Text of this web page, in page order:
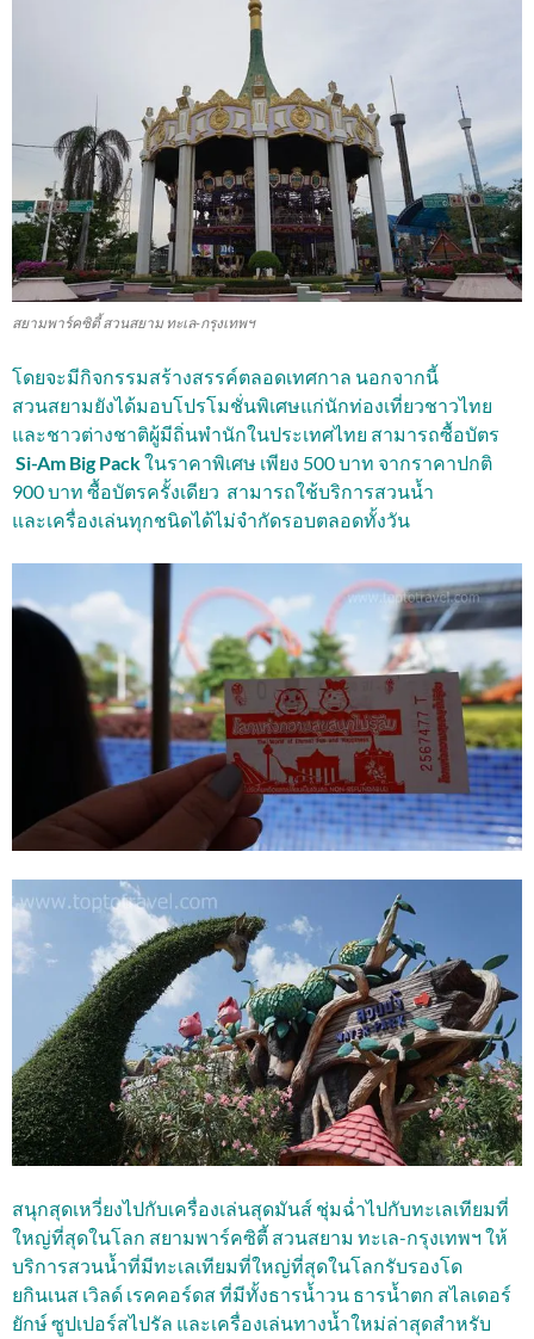
สยามพาร์คซิตี้ สวนสยาม ทะเล-กรุงเทพฯ
โดยจะมีกิจกรรมสร้างสรรค์ตลอดเทศกาล นอกจากนี้
สวนสยามยังได้มอบโปรโมชั่นพิเศษแก่นักท่องเที่ยวชาวไทย
และชาวต่างชาติผู้มีถิ่นพำนักในประเทศไทย สามารถซื้อบัตร
Si-Am Big Packในราคาพิเศษ เพียง 500 บาท จากราคาปกติ
900 บาท ซื้อบัตรครั้งเดียว สามารถใช้บริการสวนน้ำ
และเครื่องเล่นทุกชนิดได้ไม่จำกัดรอบตลอดทั้งวัน
สนุกสุดเหวี่ยงไปกับเครื่องเล่นสุดมันส์ ชุ่มฉ่ำไปกับทะเลเทียมที่
ใหญ่ที่สุดในโลก สยามพาร์คซิตี้ สวนสยาม ทะเล-กรุงเทพฯ ให้
บริการสวนน้ำที่มีทะเลเทียมที่ใหญ่ที่สุดในโลกรับรองโด
ยกินเนส เวิลด์ เรคคอร์ดส ที่มีทั้งธารน้ำวน ธารน้ำตก สไลเดอร์
ยักษ์ ซูปเปอร์สไปรัล และเครื่องเล่นทางน้ำใหม่ล่าสุดสำหรับ